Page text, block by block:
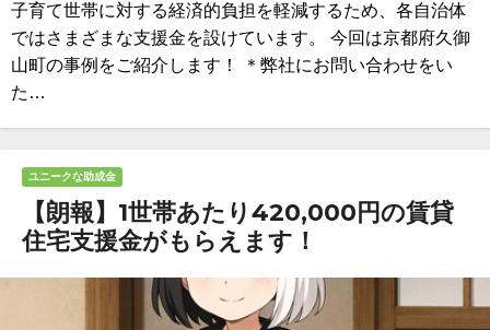
子育て世帯に対する経済的負担を軽減するため、各自治体
ではさまざまな支援金を設けています。 今回は京都府久御
山町の事例をご紹介します！ ＊弊社にお問い合わせをい
た…
ユニークな助成金
【朗報】1世帯あたり420,000円の賃貸
住宅支援金がもらえます！